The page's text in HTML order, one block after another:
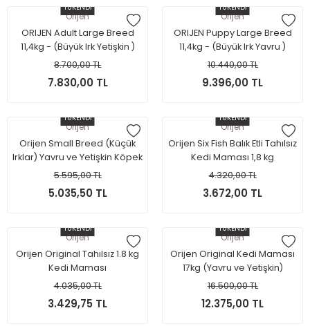
TÜKENDİ
Orijen
ORIJEN Adult Large Breed
11,4kg - (Büyük Irk Yetişkin )
Köpek Maması
8.700,00 TL
7.830,00 TL
TÜKENDİ
Orijen
ORIJEN Puppy Large Breed
11,4kg - (Büyük Irk Yavru )
Köpek Maması
10.440,00 TL
9.396,00 TL
TÜKENDİ
Orijen
Orijen Small Breed (Küçük
Irklar) Yavru ve Yetişkin Köpek
Maması 4.5kg
5.595,00 TL
5.035,50 TL
TÜKENDİ
Orijen
Orijen Six Fish Balık Etli Tahılsız
Kedi Maması 1,8 kg
4.320,00 TL
3.672,00 TL
TÜKENDİ
Orijen
Orijen Original Tahılsız 1.8 kg
Kedi Maması
4.035,00 TL
3.429,75 TL
TÜKENDİ
Orijen
Orijen Original Kedi Maması
17kg (Yavru ve Yetişkin)
16.500,00 TL
12.375,00 TL